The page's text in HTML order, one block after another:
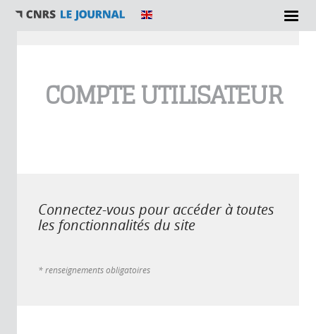
COMPTE UTILISATEUR
Connectez-vous pour accéder à toutes
les fonctionnalités du site
* renseignements obligatoires